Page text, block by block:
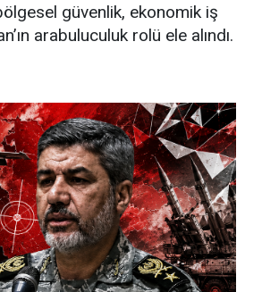
güvenlik, ekonomik iş
arabuluculuk rolü ele alındı.